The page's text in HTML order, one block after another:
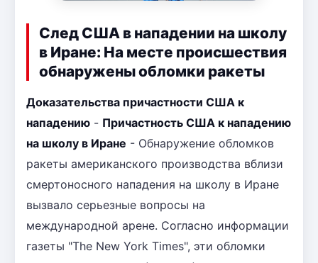
След США в нападении на школу
в Иране: На месте происшествия
обнаружены обломки ракеты
Доказательства причастности США к
нападению - Причастность США к нападению
на школу в Иране - Обнаружение обломков
ракеты американского производства вблизи
смертоносного нападения на школу в Иране
вызвало серьезные вопросы на
международной арене. Согласно информации
газеты "The New York Times", эти обломки